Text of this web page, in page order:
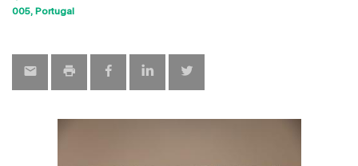
005 Portugal